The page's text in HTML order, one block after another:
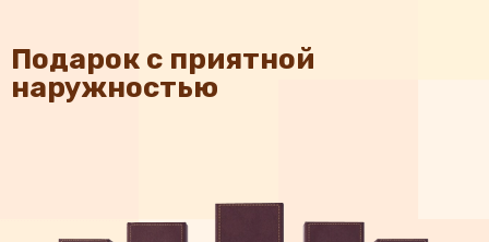
Подарок с приятной
наружностью